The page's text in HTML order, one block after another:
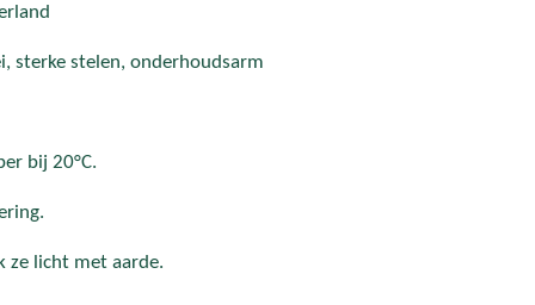
sterke stelen, onderhoudsarm
bij 20°C.
ze licht met aarde.